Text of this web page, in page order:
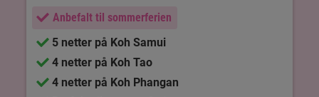
Anbefalt til sommerferien
5 netter på Koh Samui
4 netter på Koh Tao
4 netter på Koh Phangan